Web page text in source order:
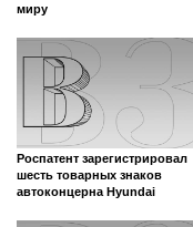
миру
Роспатент зарегистрировал
шесть товарных знаков
автоконцерна Hyundai